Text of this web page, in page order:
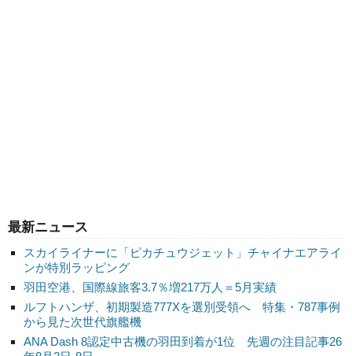
最新ニュース
スカイライナーに「ピカチュウジェット」チャイナエアライ
ンが特別ラッピング
羽田空港、国際線旅客3.7％増217万人＝5月実績
ルフトハンザ、初期製造777Xを選別受領へ 特集・787事例
から見た次世代旗艦機
ANA Dash 8認定中古機の羽田到着が1位 先週の注目記事26